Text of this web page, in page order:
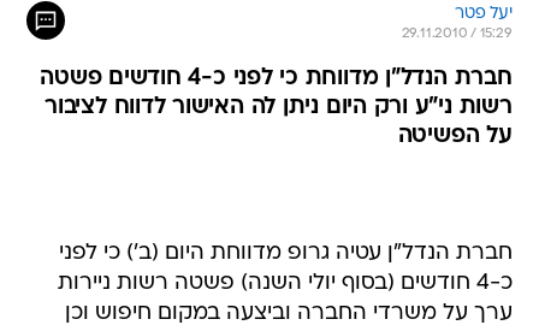
יעל פטר
29.11.2010 / 15:29
חברת הנדל"ן מדווחת כי לפני כ-4 חודשים פשטה
רשות ני"ע ורק היום ניתן לה האישור לדווח לציבור
על הפשיטה
חברת הנדל"ן עטיה גרופ מדווחת היום (ב') כי לפני
כ-4 חודשים (בסוף יולי השנה) פשטה רשות ניירות
ערך על משרדי החברה וביצעה במקום חיפוש וכן